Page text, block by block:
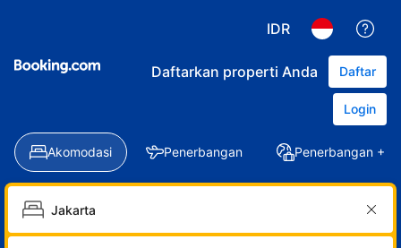
IDR
Daftarkan properti Anda Daftar
Login
Akomodasi Penerbangan Penerbangan +